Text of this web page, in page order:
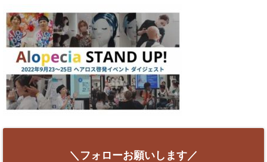
＼フォローお願いします／